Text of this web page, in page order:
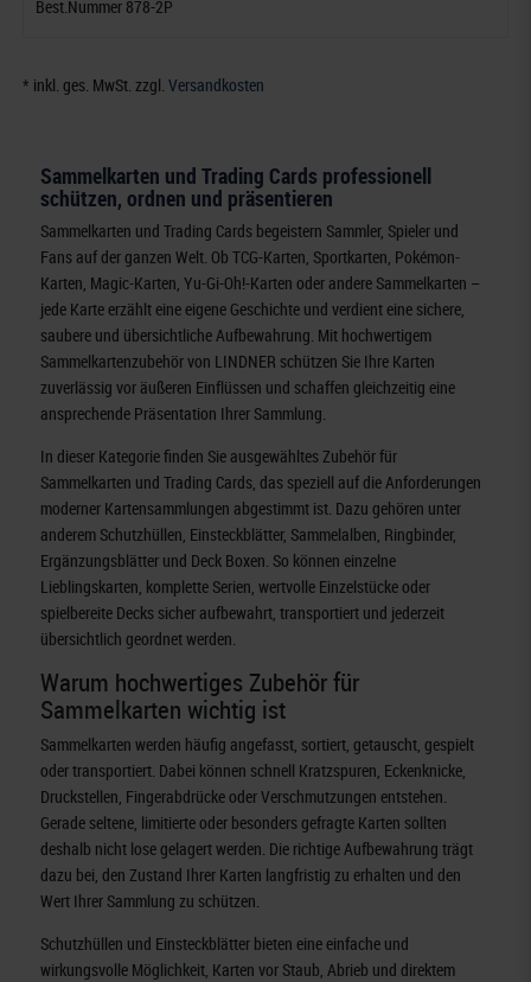
Best.Nummer 878-2P
* inkl. ges. MwSt. zzgl.Versandkosten
Sammelkarten und Trading Cards professionell
schützen, ordnen und präsentieren
Sammelkarten und Trading Cards begeistern Sammler, Spieler und
Fans auf der ganzen Welt. Ob TCG-Karten, Sportkarten, Pokémon-
Karten, Magic-Karten, Yu-Gi-Oh!-Karten oder andere Sammelkarten –
jede Karte erzählt eine eigene Geschichte und verdient eine sichere,
saubere und übersichtliche Aufbewahrung. Mit hochwertigem
Sammelkartenzubehör von LINDNER schützen Sie Ihre Karten
zuverlässig vor äußeren Einflüssen und schaffen gleichzeitig eine
ansprechende Präsentation Ihrer Sammlung.
In dieser Kategorie finden Sie ausgewähltes Zubehör für
Sammelkarten und Trading Cards, das speziell auf die Anforderungen
moderner Kartensammlungen abgestimmt ist. Dazu gehören unter
anderem Schutzhüllen, Einsteckblätter, Sammelalben, Ringbinder,
Ergänzungsblätter und Deck Boxen. So können einzelne
Lieblingskarten, komplette Serien, wertvolle Einzelstücke oder
spielbereite Decks sicher aufbewahrt, transportiert und jederzeit
übersichtlich geordnet werden.
Warum hochwertiges Zubehör für
Sammelkarten wichtig ist
Sammelkarten werden häufig angefasst, sortiert, getauscht, gespielt
oder transportiert. Dabei können schnell Kratzspuren, Eckenknicke,
Druckstellen, Fingerabdrücke oder Verschmutzungen entstehen.
Gerade seltene, limitierte oder besonders gefragte Karten sollten
deshalb nicht lose gelagert werden. Die richtige Aufbewahrung trägt
dazu bei, den Zustand Ihrer Karten langfristig zu erhalten und den
Wert Ihrer Sammlung zu schützen.
Schutzhüllen und Einsteckblätter bieten eine einfache und
wirkungsvolle Möglichkeit, Karten vor Staub, Abrieb und direktem